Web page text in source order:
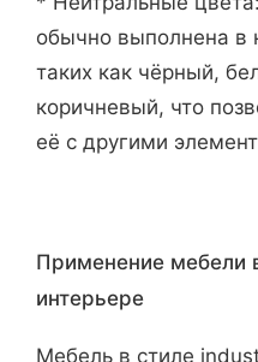
обычно выполнена в
таких как чёрный,
коричневый, что
её с другими
Применение мебели
интерьере
Мебель в стиле